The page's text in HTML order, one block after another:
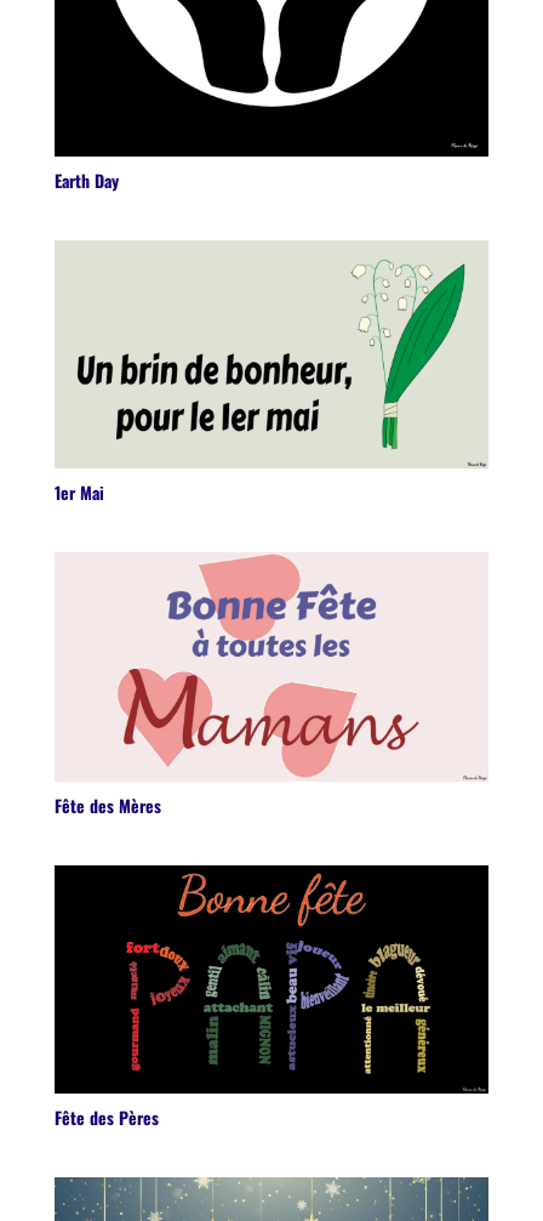
Earth Day
1er Mai
Fête des Mères
Fête des Pères